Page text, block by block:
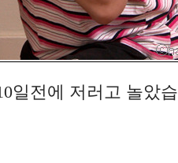
일전에 저러고 놀았